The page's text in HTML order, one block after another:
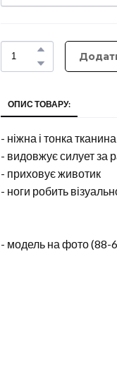
ОПИС ТОВАРУ:
- ніжна і тонка
- видовжує силует за
- приховує животик
- ноги робить
- модель на фото (88-